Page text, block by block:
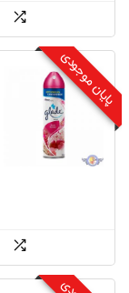
پایان موجودی